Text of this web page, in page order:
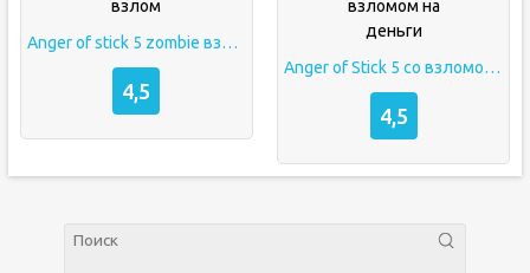
Anger of stick 5 zombie взлом
4,5
Anger of Stick 5 со взломом на деньги
4,5